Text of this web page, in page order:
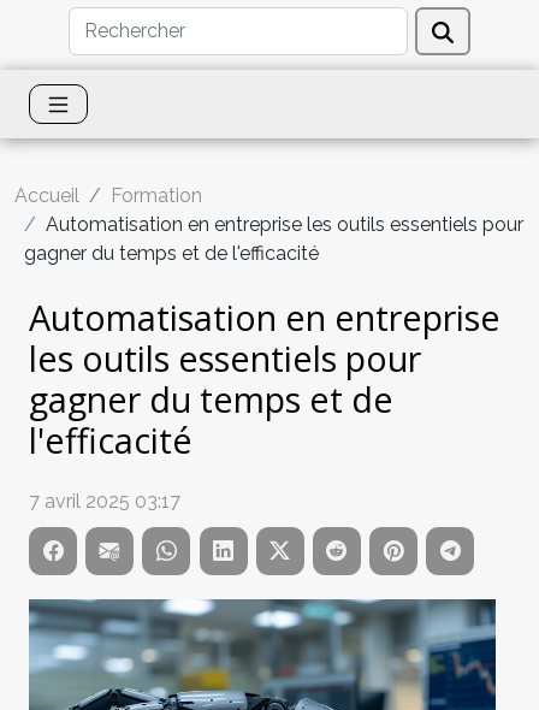
Accueil
Formation
Automatisation en entreprise les outils essentiels pour
gagner du temps et de l'efficacité
Automatisation en entreprise
les outils essentiels pour
gagner du temps et de
l'efficacité
7 avril 2025 03:17